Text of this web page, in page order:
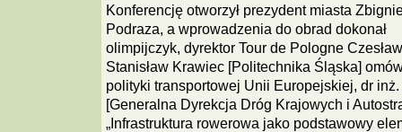
Konferencję otworzył prezydent miasta
Podraza, a wprowadzenia do obrad dokonał
olimpijczyk, dyrektor Tour de Pologne
Stanisław Krawiec [Politechnika Śląska]
polityki transportowej Unii Europejskiej, dr
[Generalna Dyrekcja Dróg Krajowych i
„Infrastruktura rowerowa jako podstawowy